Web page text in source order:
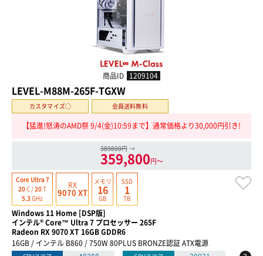
商品ID 1209104
LEVEL-M88M-265F-TGXW
カスタマイズ○ 会員送料無料
【猛進!怒涛のAMD祭 9/4(金)10:59まで】通常価格より30,000円引き!
389800円 →
359,800円〜
Core Ultra 7
20C /20T
5.3GHz
RX
9070 XT
メモリ
16
GB
SSD
1
TB
Windows 11 Home [DSP版]
インテル® Core™ Ultra 7 プロセッサー 265F
Radeon RX 9070 XT 16GB GDDR6
16GB / インテル B860 / 750W 80PLUS BRONZE認証 ATX電源